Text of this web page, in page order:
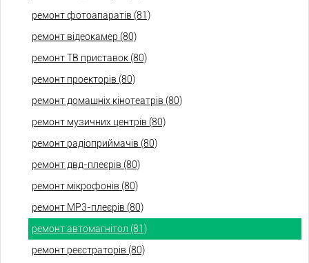
ремонт фотоапаратів (81)
ремонт відеокамер (80)
ремонт ТВ приставок (80)
ремонт проекторів (80)
ремонт домашніх кінотеатрів (80)
ремонт музичних центрів (80)
ремонт радіоприймачів (80)
ремонт двд-плеєрів (80)
ремонт мікрофонів (80)
ремонт МР3-плеєрів (80)
ремонт автомагнітол (81)
ремонт реєстраторів (80)